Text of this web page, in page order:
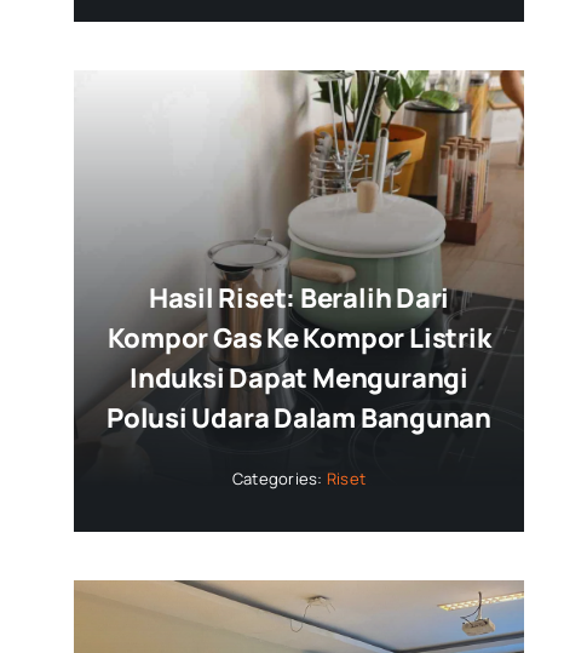
Hasil Riset: Beralih Dari
Kompor Gas Ke Kompor Listrik
Induksi Dapat Mengurangi
Polusi Udara Dalam Bangunan
Categories: Riset